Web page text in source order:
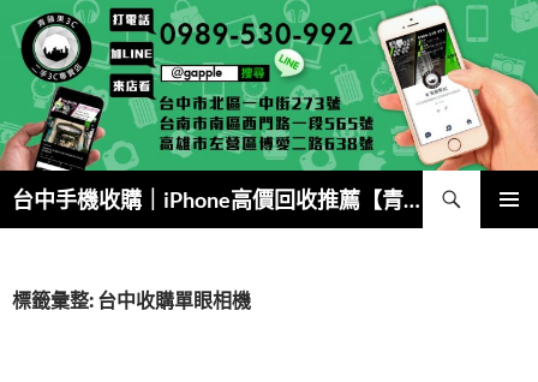
至
內
容
台中手機收購｜iPhone高價回收推薦【青蘋果3C】
搜
尋
標籤彙整: 台中收購單眼相機